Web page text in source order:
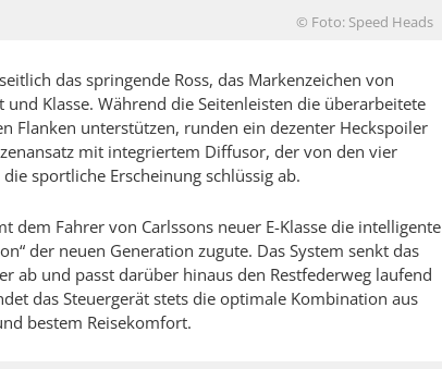
© Foto: Speed Heads
das springende Ross, das Markenzeichen von
und Klasse. Während die Seitenleisten die überarbeitete
Flanken unterstützen, runden ein dezenter Heckspoiler
mit integriertem Diffusor, der von den vier
sportliche Erscheinung schlüssig ab.
dem Fahrer von Carlssons neuer E-Klasse die intelligente
der neuen Generation zugute. Das System senkt das
ab und passt darüber hinaus den Restfederweg laufend
das Steuergerät stets die optimale Kombination aus
bestem Reisekomfort.